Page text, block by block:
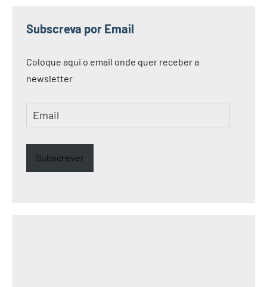
Subscreva por Email
Coloque aqui o email onde quer receber a
newsletter
Email
Subscrever